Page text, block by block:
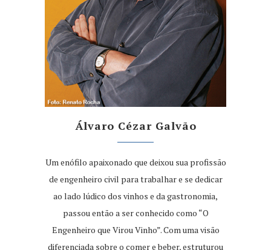
Álvaro Cézar Galvão
Um enófilo apaixonado que deixou sua profissão
de engenheiro civil para trabalhar e se dedicar
ao lado lúdico dos vinhos e da gastronomia,
passou então a ser conhecido como “O
Engenheiro que Virou Vinho”. Com uma visão
diferenciada sobre o comer e beber, estruturou